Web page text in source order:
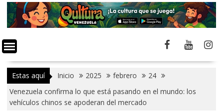
Estas aquí Inicio 2025 febrero
24
Venezuela confirma lo que está pasando en el mundo: los
vehículos chinos se apoderan del mercado